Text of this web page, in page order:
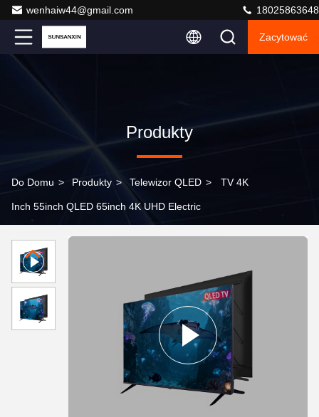
wenhaiw44@gmail.com 18025863648
Zacytować
Produkty
Do Domu > Produkty > Telewizor QLED > TV 4K
Inch 55inch QLED 65inch 4K UHD Electric